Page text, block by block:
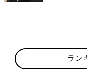
よに逢坂の関は許さじ
母さんと一緒で、甘党
甘い野菜のペーストな
ラン